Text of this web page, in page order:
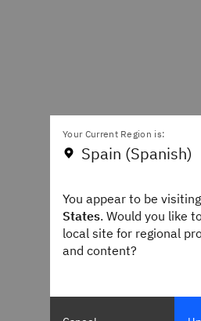
Your Current Region is:
Spain (Spanish)
You appear to be
States. Would you like
local site for regional
and content?